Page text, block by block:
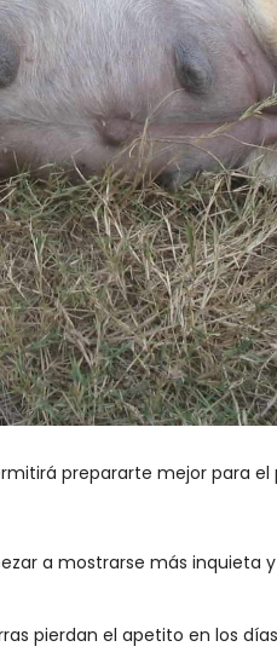
prepararte mejor para el
a mostrarse más inquieta
pierdan el apetito en los